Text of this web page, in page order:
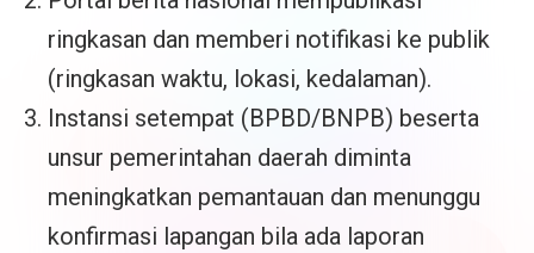
ringkasan dan memberi notifikasi ke publik
(ringkasan waktu, lokasi, kedalaman).
Instansi setempat (BPBD/BNPB) beserta
unsur pemerintahan daerah diminta
meningkatkan pemantauan dan menunggu
konfirmasi lapangan bila ada laporan